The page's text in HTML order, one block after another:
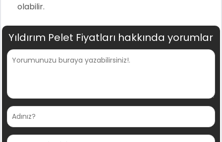
olabilir.
Yıldırım Pelet Fiyatları hakkında yorumlar